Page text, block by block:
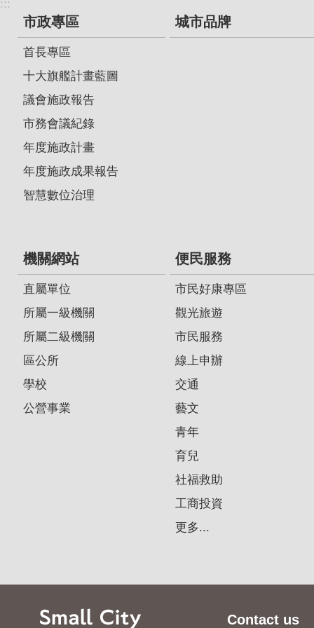
:::
市政專區
首長專區
十大旗艦計畫藍圖
議會施政報告
市務會議紀錄
年度施政計畫
年度施政成果報告
智慧數位治理
城市品牌
機關網站
直屬單位
所屬一級機關
所屬二級機關
區公所
學校
公營事業
便民服務
市民好康專區
觀光旅遊
市民服務
線上申辦
交通
藝文
青年
育兒
社福救助
工商投資
更多...
Contact us